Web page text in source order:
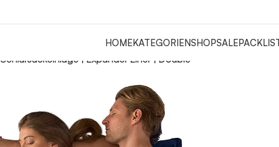
HOMEKATEGORIENSHOPSALE
Schlafsackeinlage | Expander Liner | Double